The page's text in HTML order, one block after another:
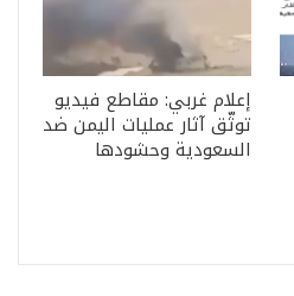
إعلام غربي: مقاطع فيديو
توثّق آثار عمليات اليمن ضد
السعودية وحشودها